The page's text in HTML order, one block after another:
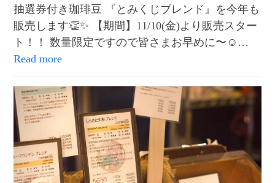
抽選券付き珈琲豆 『とみくじブレンド』を今年も
販売します👏✨ 【期間】11/10(金)より販売スター
ト！！ 数量限定ですので皆さまお早めに〜☺️…
Read more